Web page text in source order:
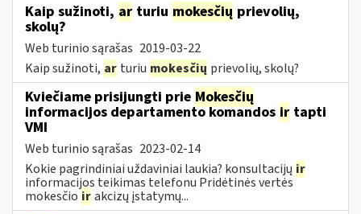
Kaip sužinoti, ar turiu mokesčių prievolių,
skolų?
Web turinio sąrašas 2019-03-22
Kaip sužinoti, ar turiu mokesčių prievolių, skolų?
Kviečiame prisijungti prie Mokesčių
informacijos departamento komandos ir tapti
VMI
Web turinio sąrašas 2023-02-14
Kokie pagrindiniai uždaviniai laukia? konsultacijų ir
informacijos teikimas telefonu Pridėtinės vertės
mokesčio irakcizų įstatymų...